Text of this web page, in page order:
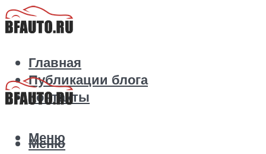
Главная
Публикации блога
Контакты
Меню
Меню